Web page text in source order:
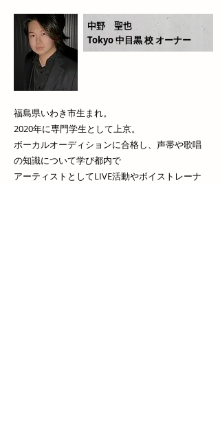
​中野 聖也
Tokyo 中目黒 校 オーナー
福島県いわき市生まれ。
2020年に専門学生として上京。
ボーカルオーディションに合格し、声帯や歌唱
の知識について学び都内で
アーティストとしてLIVE活動やボイストレーナ